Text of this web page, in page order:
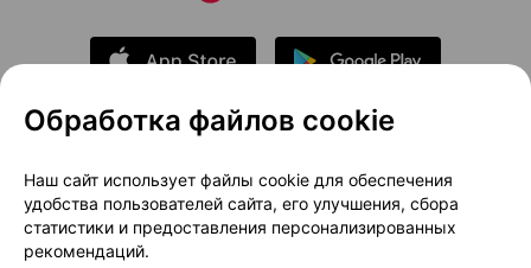
О проекте
Новости проекта
Размещение рекламы
Медицинский маркетинг
Публичный договор
Доставка
Обработка файлов cookie
Наш сайт использует файлы cookie для обеспечения
удобства пользователей сайта, его улучшения, сбора
статистики и предоставления персонализированных
рекомендаций.